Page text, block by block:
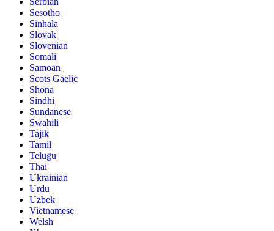
Sesotho
Sinhala
Slovak
Slovenian
Somali
Samoan
Scots Gaelic
Shona
Sindhi
Sundanese
Swahili
Tajik
Tamil
Telugu
Thai
Ukrainian
Urdu
Uzbek
Vietnamese
Welsh